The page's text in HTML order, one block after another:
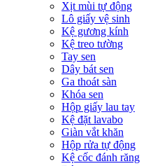
Xịt mùi tự động
Lô giấy vệ sinh
Kệ gương kính
Kệ treo tường
Tay sen
Dây bát sen
Ga thoát sàn
Khóa sen
Hộp giấy lau tay
Kệ đặt lavabo
Giàn vắt khăn
Hộp rửa tự động
Kệ cốc đánh răng